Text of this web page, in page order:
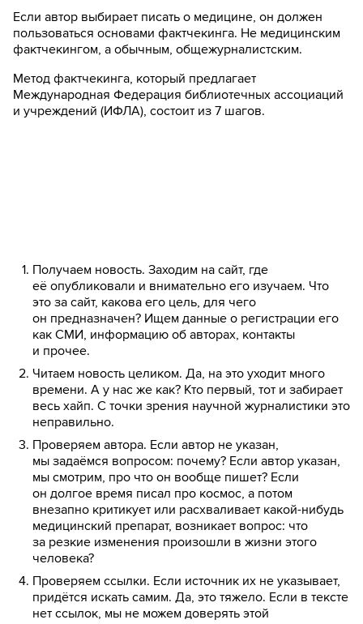
Если автор выбирает писать о медицине, он должен
пользоваться основами фактчекинга. Не медицинским
фактчекингом, а обычным, общежурналистским.
Метод фактчекинга, который предлагает
Международная Федерация библиотечных ассоциаций
и учреждений (ИФЛА), состоит из 7 шагов.
Получаем новость. Заходим на сайт, где
её опубликовали и внимательно его изучаем. Что
это за сайт, какова его цель, для чего
он предназначен? Ищем данные о регистрации его
как СМИ, информацию об авторах, контакты
и прочее.
Читаем новость целиком. Да, на это уходит много
времени. А у нас же как? Кто первый, тот и забирает
весь хайп. С точки зрения научной журналистики это
неправильно.
Проверяем автора. Если автор не указан,
мы задаёмся вопросом: почему? Если автор указан,
мы смотрим, про что он вообще пишет? Если
он долгое время писал про космос, а потом
внезапно критикует или расхваливает какой-нибудь
медицинский препарат, возникает вопрос: что
за резкие изменения произошли в жизни этого
человека?
Проверяем ссылки. Если источник их не указывает,
придётся искать самим. Да, это тяжело. Если в тексте
нет ссылок, мы не можем доверять этой